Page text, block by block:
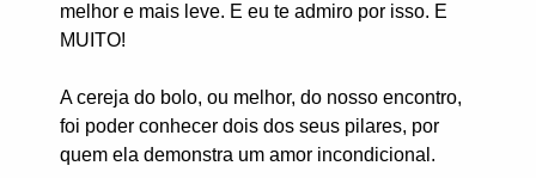
melhor e mais leve. E eu te admiro por isso. E
MUITO!
A cereja do bolo, ou melhor, do nosso encontro,
foi poder conhecer dois dos seus pilares, por
quem ela demonstra um amor incondicional.